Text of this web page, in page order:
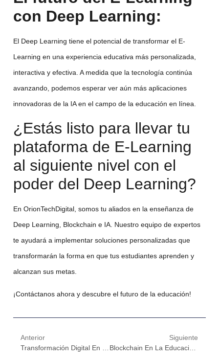
con Deep Learning:
El Deep Learning tiene el potencial de transformar el E-
Learning en una experiencia educativa más personalizada,
interactiva y efectiva. A medida que la tecnología continúa
avanzando, podemos esperar ver aún más aplicaciones
innovadoras de la IA en el campo de la educación en línea.
¿Estás listo para llevar tu
plataforma de E-Learning
al siguiente nivel con el
poder del Deep Learning?
En OrionTechDigital, somos tu aliados en la enseñanza de
Deep Learning, Blockchain e IA. Nuestro equipo de expertos
te ayudará a implementar soluciones personalizadas que
transformarán la forma en que tus estudiantes aprenden y
alcanzan sus metas.
¡Contáctanos ahora y descubre el futuro de la educación!
Anterior
Siguiente
Blockchain En La Educación 2025: El Futuro De La Confianza Y La Transparencia